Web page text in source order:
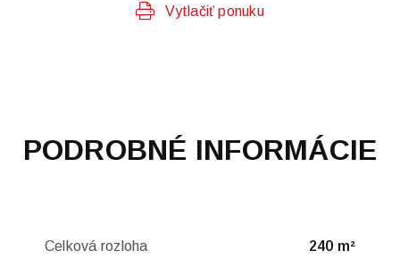
Vytlačiť ponuku
PODROBNÉ INFORMÁCIE
Celková rozloha 240 m²